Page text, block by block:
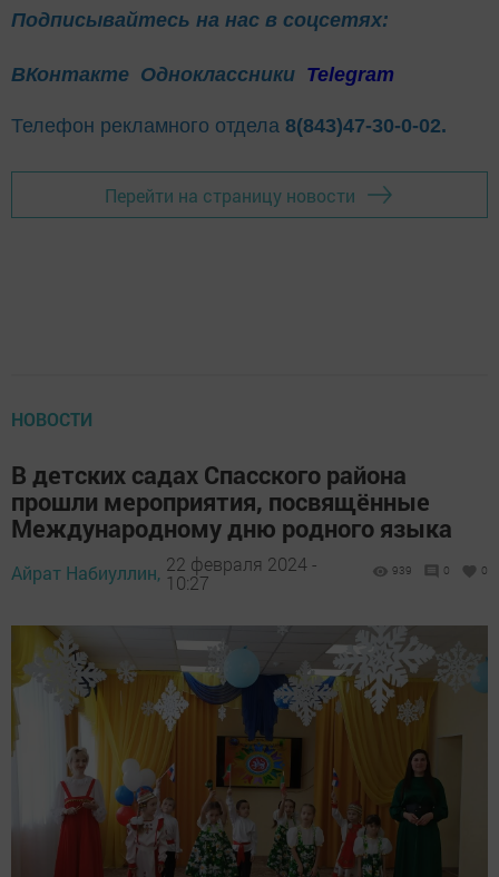
Подписывайтесь на нас в соцсетях:
ВКонтакте Одноклассники Telegram
Телефон рекламного отдела 8(843)47-30-0-02.
Перейти на страницу новости
НОВОСТИ
В детских садах Спасского района
прошли мероприятия, посвящённые
Международному дню родного языка
Айрат Набиуллин, 22 февраля 2024 -
10:27
939 0 0